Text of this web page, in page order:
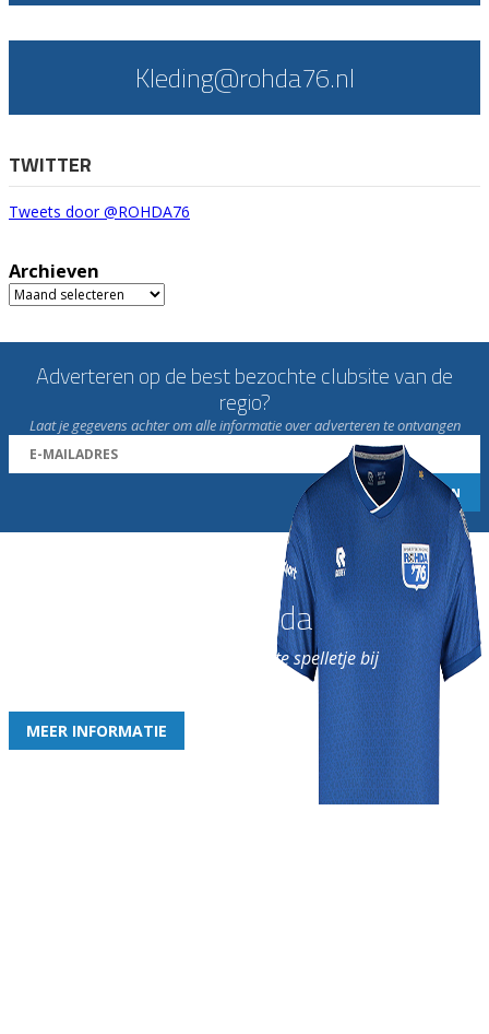
Kleding@rohda76.nl
TWITTER
Tweets door @ROHDA76
Archieven
Archieven
Adverteren op de best bezochte clubsite van de
regio?
Laat je gegevens achter om alle informatie over adverteren te ontvangen
Word nu lid van Rohda
en geniet iedere week van het leukste spelletje bij
MEER INFORMATIE